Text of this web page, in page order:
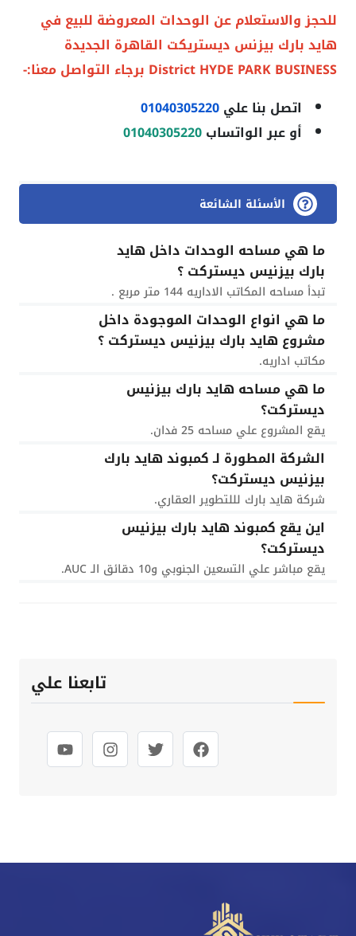
للحجز والاستعلام عن الوحدات المعروضة للبيع في
هايد بارك بيزنس ديستريكت القاهرة الجديدة
District HYDE PARK BUSINESS برجاء التواصل معنا:-
اتصل بنا علي01040305220
أو عبر الواتساب01040305220
الأسئلة الشائعة
ما هي مساحه الوحدات داخل هايد
بارك بيزنيس ديستركت ؟
تبدأ مساحه المكاتب الاداريه 144 متر مربع .
ما هي انواع الوحدات الموجودة داخل
مشروع هايد بارك بيزنيس ديستركت ؟
مكاتب اداريه.
ما هي مساحه هايد بارك بيزنيس
ديستركت؟
يقع المشروع علي مساحه 25 فدان.
الشركة المطورة لـ كمبوند هايد بارك
بيزنيس ديستركت؟
شركة هايد بارك لللتطوير العقاري.
اين يقع كمبوند هايد بارك بيزنيس
ديستركت؟
يقع مباشر علي التسعين الجنوبي و10 دقائق الـ AUC.
تابعنا علي